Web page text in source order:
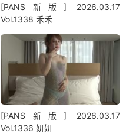
[PANS新版] 2026.03.17
Vol.1338 禾禾
[PANS新版] 2026.03.17
Vol.1336 妍妍